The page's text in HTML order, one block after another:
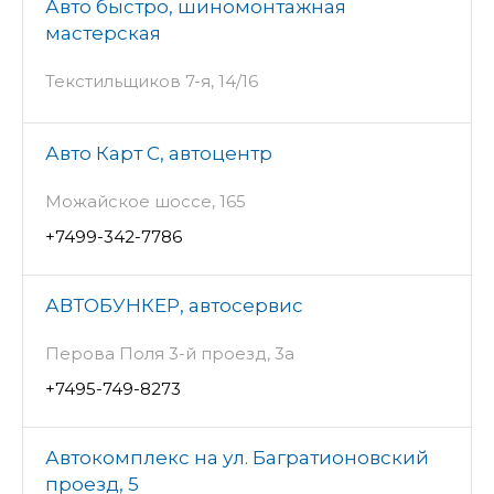
Авто быстро, шиномонтажная
мастерская
Текстильщиков 7-я, 14/16
Авто Карт С, автоцентр
Можайское шоссе, 165
+7499-342-7786
АВТОБУНКЕР, автосервис
Перова Поля 3-й проезд, 3а
+7495-749-8273
Автокомплекс на ул. Багратионовский
проезд, 5